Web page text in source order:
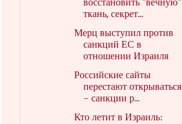
восстановить "вечную"
ткань, секрет...
Мерц выступил против
санкций ЕС в
отношении Израиля
Российские сайты
перестают открываться
– санкции р...
Кто летит в Израиль: